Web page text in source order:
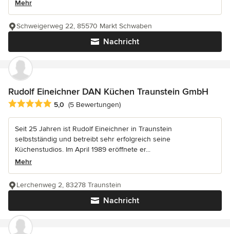
Mehr
Nachricht
Schweigerweg 22, 85570 Markt Schwaben
Rudolf Eineichner DAN Küchen Traunstein GmbH
Durchschnittliche Bewertung: 5 von 5 Sternen
5,0 (5 Bewertungen)
Seit 25 Jahren ist Rudolf Eineichner in Traunstein
selbstständig und betreibt sehr erfolgreich seine
Küchenstudios. Im April 1989 eröffnete er...
Mehr
Nachricht
Lerchenweg 2, 83278 Traunstein